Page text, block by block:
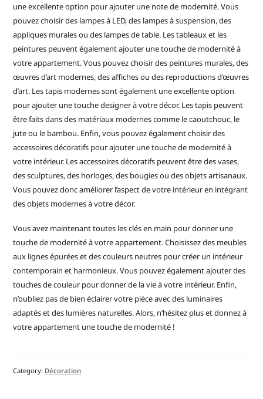
une excellente option pour ajouter une note de modernité. Vous
pouvez choisir des lampes à LED, des lampes à suspension, des
appliques murales ou des lampes de table. Les tableaux et les
peintures peuvent également ajouter une touche de modernité à
votre appartement. Vous pouvez choisir des peintures murales, des
œuvres d’art modernes, des affiches ou des reproductions d’œuvres
d’art. Les tapis modernes sont également une excellente option
pour ajouter une touche designer à votre décor. Les tapis peuvent
être faits dans des matériaux modernes comme le caoutchouc, le
jute ou le bambou. Enfin, vous pouvez également choisir des
accessoires décoratifs pour ajouter une touche de modernité à
votre intérieur. Les accessoires décoratifs peuvent être des vases,
des sculptures, des horloges, des bougies ou des objets artisanaux.
Vous pouvez donc améliorer l’aspect de votre intérieur en intégrant
des objets modernes à votre décor.
Vous avez maintenant toutes les clés en main pour donner une
touche de modernité à votre appartement. Choisissez des meubles
aux lignes épurées et des couleurs neutres pour créer un intérieur
contemporain et harmonieux. Vous pouvez également ajouter des
touches de couleur pour donner de la vie à votre intérieur. Enfin,
n’oubliez pas de bien éclairer votre pièce avec des luminaires
adaptés et des lumières naturelles. Alors, n’hésitez plus et donnez à
votre appartement une touche de modernité !
Category: Décoration